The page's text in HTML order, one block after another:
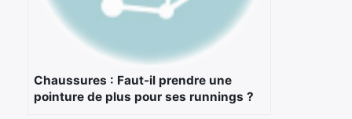
Chaussures : Faut-il prendre une
pointure de plus pour ses runnings ?